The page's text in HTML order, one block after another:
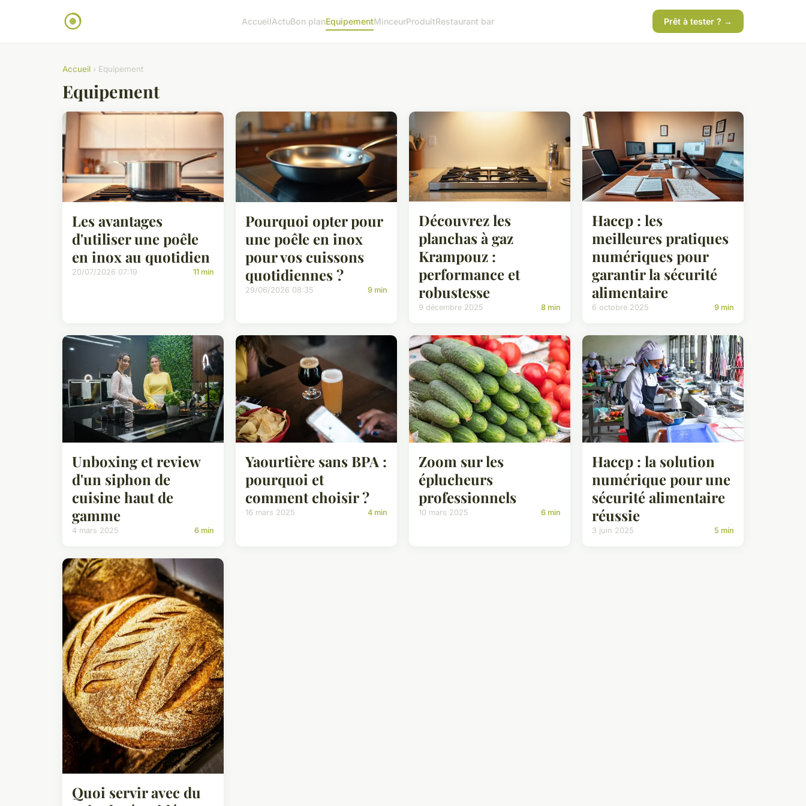
AccueilActuBon planEquipementMinceurProduitRestaurant bar Prêt à tester ? →
Accueil › Equipement
Equipement
Les avantages
d'utiliser une poêle
en inox au quotidien
20/07/2026 07:19 11 min
Pourquoi opter pour
une poêle en inox
pour vos cuissons
quotidiennes ?
29/06/2026 08:35 9 min
Découvrez les
planchas à gaz
Krampouz :
performance et
robustesse
9 décembre 2025 8 min
Haccp : les
meilleures pratiques
numériques pour
garantir la sécurité
alimentaire
6 octobre 2025 9 min
Unboxing et review
d'un siphon de
cuisine haut de
gamme
4 mars 2025 6 min
Yaourtière sans BPA :
pourquoi et
comment choisir ?
16 mars 2025 4 min
Zoom sur les
éplucheurs
professionnels
10 mars 2025 6 min
Haccp : la solution
numérique pour une
sécurité alimentaire
réussie
3 juin 2025 5 min
Quoi servir avec du